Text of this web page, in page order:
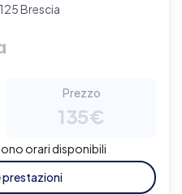
Brescia
Prezzo
135€
orari disponibili
prestazioni